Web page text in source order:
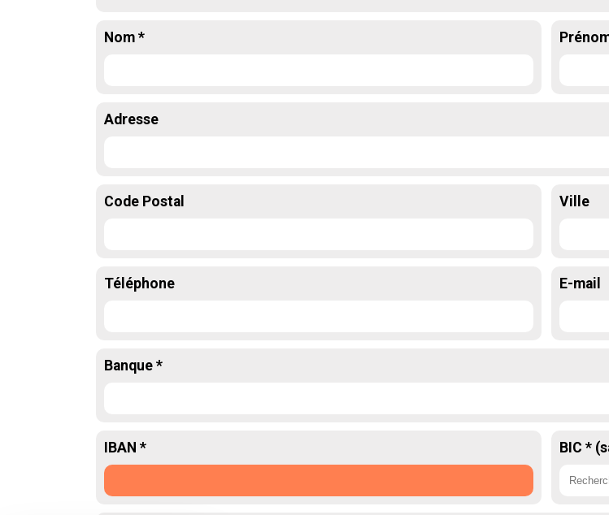
Nom *
Adresse
Code Postal Ville
Téléphone E-mail
Banque *
IBAN * BIC *